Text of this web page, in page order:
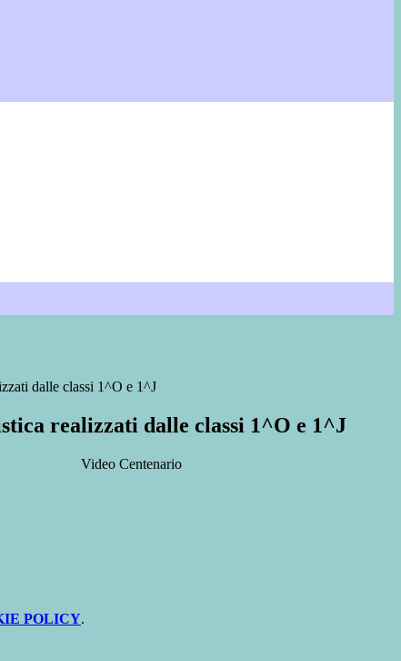
dalle classi 1^O e 1^J
realizzati dalle classi 1^O e 1^J
Video Centenario
POLICY.